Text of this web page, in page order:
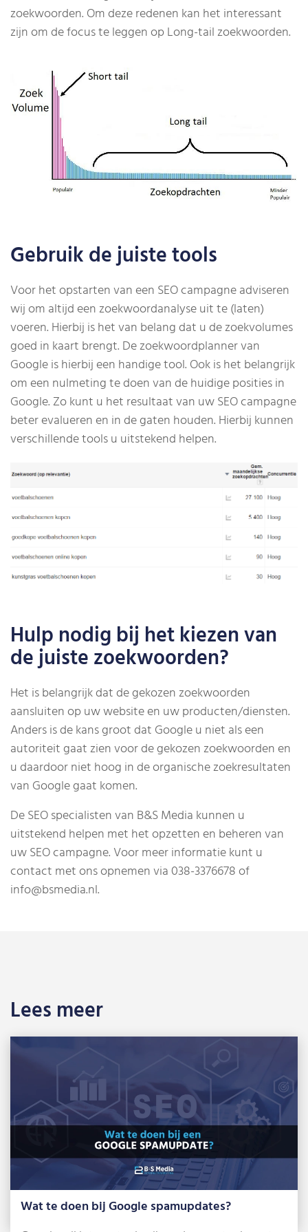
zoekwoorden. Om deze redenen kan het interessant
zijn om de focus te leggen op Long-tail zoekwoorden.
Gebruik de juiste tools
Voor het opstarten van een SEO campagne adviseren
wij om altijd een zoekwoordanalyse uit te (laten)
voeren. Hierbij is het van belang dat u de zoekvolumes
goed in kaart brengt. De zoekwoordplanner van
Google is hierbij een handige tool. Ook is het belangrijk
om een nulmeting te doen van de huidige posities in
Google. Zo kunt u het resultaat van uw SEO campagne
beter evalueren en in de gaten houden. Hierbij kunnen
verschillende tools u uitstekend helpen.
Hulp nodig bij het kiezen van
de juiste zoekwoorden?
Het is belangrijk dat de gekozen zoekwoorden
aansluiten op uw website en uw producten/diensten.
Anders is de kans groot dat Google u niet als een
autoriteit gaat zien voor de gekozen zoekwoorden en
u daardoor niet hoog in de organische zoekresultaten
van Google gaat komen.
De SEO specialisten van B&S Media kunnen u
uitstekend helpen met het opzetten en beheren van
uw SEO campagne. Voor meer informatie kunt u
contact met ons opnemen via 038-3376678 of
info@bsmedia.nl.
Lees meer
Wat te doen bij Google spamupdates?